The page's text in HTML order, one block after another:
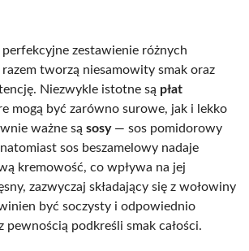
perfekcyjne zestawienie różnych
tworzą niesamowity smak oraz
Niezwykle istotne są płat
mogą być zarówno surowe, jak i lekko
ważne są sosy— sos pomidorowy
sos beszamelowy nadaje
kremowość, co wpływa na jej
zazwyczaj składający się z wołowiny
być soczysty i odpowiednio
pewnością podkreśli smak całości.